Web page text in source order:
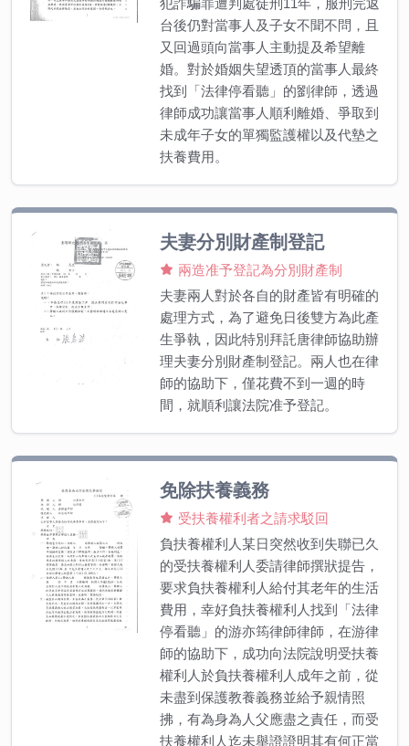
犯詐騙罪遭判處徒刑11年，服刑完返
台後仍對當事人及子女不聞不問，且
又回過頭向當事人主動提及希望離
婚。對於婚姻失望透頂的當事人最終
找到「法律停看聽」的劉律師，透過
律師成功讓當事人順利離婚、爭取到
未成年子女的單獨監護權以及代墊之
扶養費用。
夫妻分別財產制登記
兩造准予登記為分別財產制
夫妻兩人對於各自的財產皆有明確的
處理方式，為了避免日後雙方為此產
生爭執，因此特別拜託唐律師協助辦
理夫妻分別財產制登記。兩人也在律
師的協助下，僅花費不到一週的時
間，就順利讓法院准予登記。
免除扶養義務
受扶養權利者之請求駁回
負扶養權利人某日突然收到失聯已久
的受扶養權利人委請律師撰狀提告，
要求負扶養權利人給付其老年的生活
費用，幸好負扶養權利人找到「法律
停看聽」的游亦筠律師律師，在游律
師的協助下，成功向法院說明受扶養
權利人於負扶養權利人成年之前，從
未盡到保護教養義務並給予親情照
拂，有為身為人父應盡之責任，而受
扶養權利人迄未舉證證明其有何正當